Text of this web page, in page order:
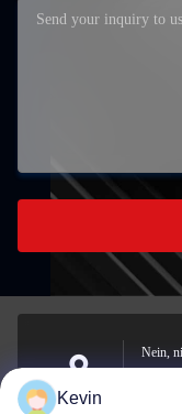
Adresse
Nein,
Kevin